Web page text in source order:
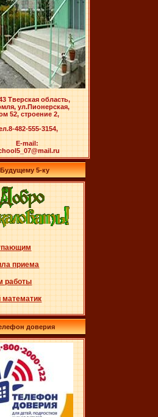
Тверская область,
ул.Пионерская,
52, строение 2,
482-555-3154,
E-mail:
Будущему 5-ку
приема
работы
доверия